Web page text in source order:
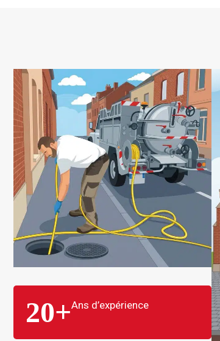
20+Ans d’expérience